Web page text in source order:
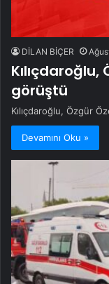
DİLAN BİÇER
görüştü
Kılıçdaroğlu, Özgür
Devamını Oku »